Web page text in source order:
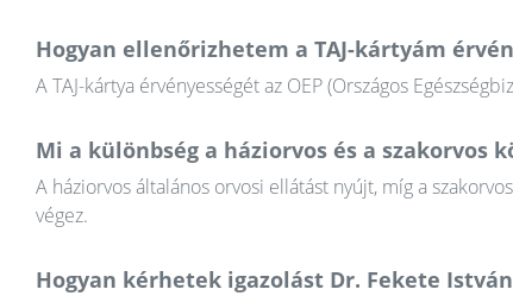
Hogyan ellenőrizhetem a TAJ-kártyám
A TAJ-kártya érvényességét az OEP (Országos
Mi a különbség a háziorvos és a szakorvos
A háziorvos általános orvosi ellátást nyújt, míg a
végez.
Hogyan kérhetek igazolást Dr. Fekete